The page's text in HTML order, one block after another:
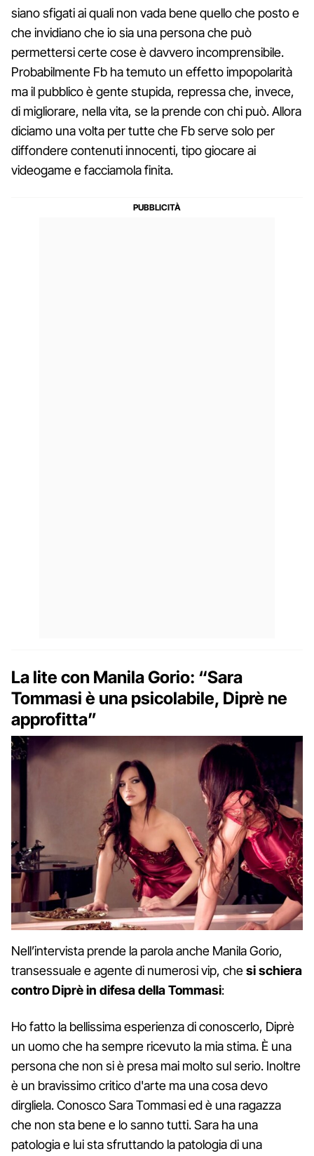
siano sfigati ai quali non vada bene quello che posto e
che invidiano che io sia una persona che può
permettersi certe cose è davvero incomprensibile.
Probabilmente Fb ha temuto un effetto impopolarità
ma il pubblico è gente stupida, repressa che, invece,
di migliorare, nella vita, se la prende con chi può. Allora
diciamo una volta per tutte che Fb serve solo per
diffondere contenuti innocenti, tipo giocare ai
videogame e facciamola finita.
La lite con Manila Gorio: “Sara
Tommasi è una psicolabile, Diprè ne
approfitta”
Nell’intervista prende la parola anche Manila Gorio,
transessuale e agente di numerosi vip, chesi schiera
contro Diprè in difesa della Tommasi:
Ho fatto la bellissima esperienza di conoscerlo, Diprè
un uomo che ha sempre ricevuto la mia stima. È una
persona che non si è presa mai molto sul serio. Inoltre
è un bravissimo critico d'arte ma una cosa devo
dirgliela. Conosco Sara Tommasi ed è una ragazza
che non sta bene e lo sanno tutti. Sara ha una
patologia e lui sta sfruttando la patologia di una